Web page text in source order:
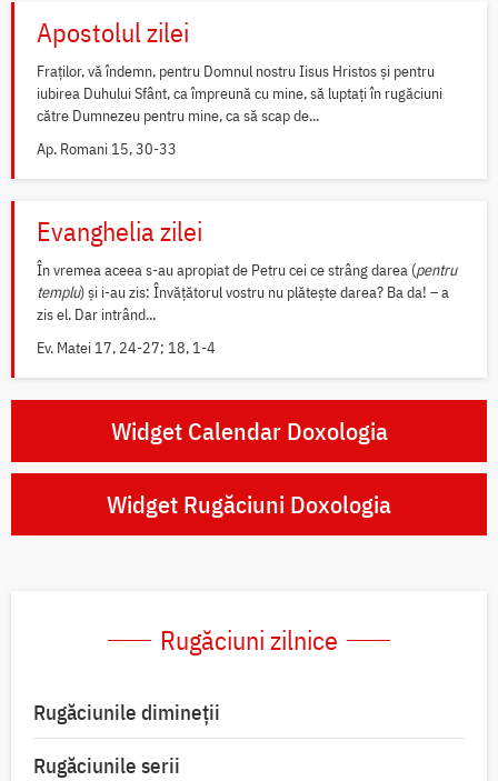
Apostolul zilei
Fraților, vă îndemn, pentru Domnul nostru Iisus Hristos și pentru
iubirea Duhului Sfânt, ca împreună cu mine, să luptați în rugăciuni
către Dumnezeu pentru mine, ca să scap de...
Ap. Romani 15, 30-33
Evanghelia zilei
În vremea aceea s-au apropiat de Petru cei ce strâng darea (pentru
templu) și i-au zis: Învățătorul vostru nu plătește darea? Ba da! – a
zis el. Dar intrând...
Ev. Matei 17, 24-27; 18, 1-4
Widget Calendar Doxologia
Widget Rugăciuni Doxologia
Rugăciuni zilnice
Rugăciunile dimineții
Rugăciunile serii